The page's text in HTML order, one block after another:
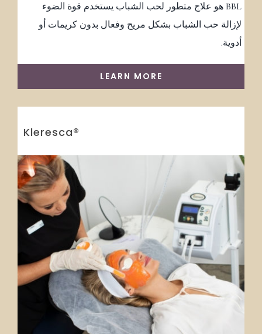
BBL هو علاج متطور لحب الشباب يستخدم قوة الضوء
لإزالة حب الشباب بشكل مريح وفعال بدون كريمات أو
أدوية.
LEARN MORE
Kleresca®